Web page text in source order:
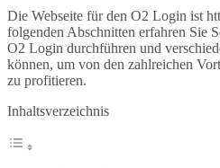
Die Webseite für den O2 Login ist
folgenden Abschnitten erfahren Sie
O2 Login durchführen und
können, um von den zahlreichen
zu profitieren.
Inhaltsverzeichnis